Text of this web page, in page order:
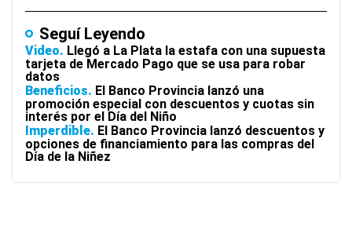
Seguí Leyendo
Video Llegó a La Plata la estafa con una supuesta
tarjeta de Mercado Pago que se usa para robar
datos
Beneficios El Banco Provincia lanzó una
promoción especial con descuentos y cuotas sin
interés por el Día del Niño
Imperdible El Banco Provincia lanzó descuentos y
opciones de financiamiento para las compras del
Día de la Niñez